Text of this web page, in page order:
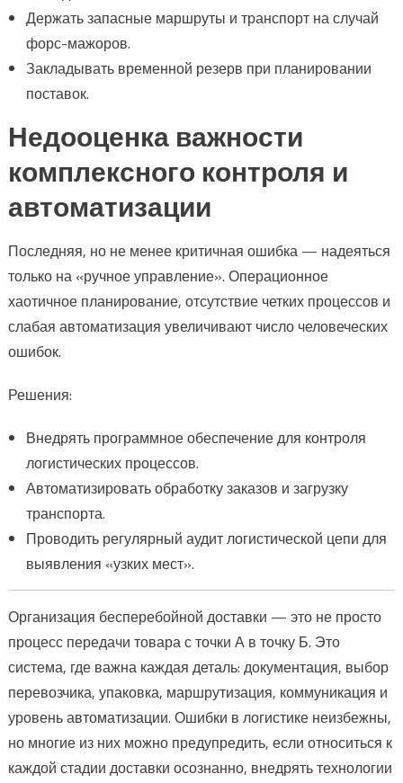
Держать запасные маршруты и транспорт на случай
форс-мажоров.
Закладывать временной резерв при планировании
поставок.
Недооценка важности
комплексного контроля и
автоматизации
Последняя, но не менее критичная ошибка — надеяться
только на «ручное управление». Операционное
хаотичное планирование, отсутствие четких процессов и
слабая автоматизация увеличивают число человеческих
ошибок.
Решения:
Внедрять программное обеспечение для контроля
логистических процессов.
Автоматизировать обработку заказов и загрузку
транспорта.
Проводить регулярный аудит логистической цепи для
выявления «узких мест».
Организация бесперебойной доставки — это не просто
процесс передачи товара с точки А в точку Б. Это
система, где важна каждая деталь: документация, выбор
перевозчика, упаковка, маршрутизация, коммуникация и
уровень автоматизации. Ошибки в логистике неизбежны,
но многие из них можно предупредить, если относиться к
каждой стадии доставки осознанно, внедрять технологии